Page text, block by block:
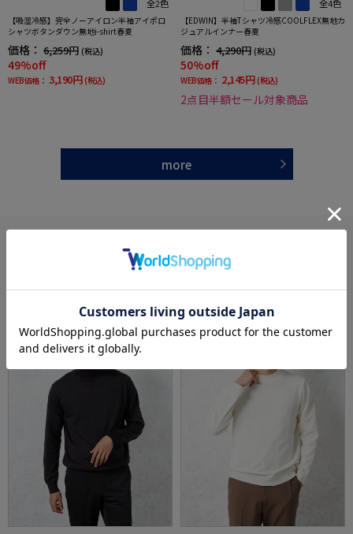
全2色
【吸湿冷感】完全ノーアイロン半袖アイポロ
シャツボタンダウン無地i-shirt春夏
価格： 6,259円 (税込)
49%off
WEB価格： 3,190円 (税込)
全4色
【EDWIN】半袖Tシャツ冷感COOLFLEX無地カ
ジュアルインナー春夏
価格： 4,290円 (税込)
50%off
WEB価格： 2,145円 (税込)
2点目半額セール対象商品
more
あなたへのおすすめ
RECOMMEND ITEM